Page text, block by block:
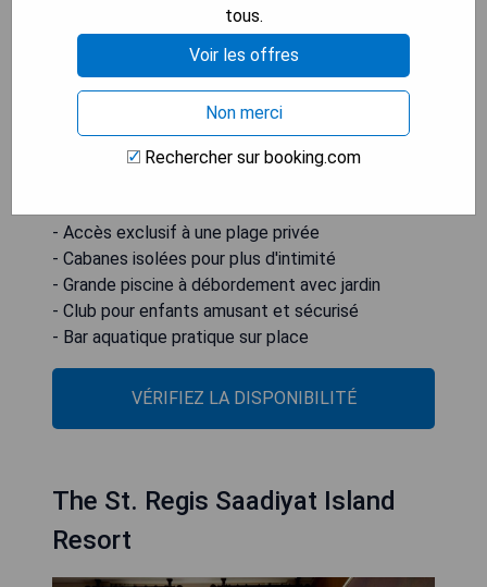
jardins et d'un bar aquatique attenant. De plus, le
Treasure Island Children's Club est conçu comme
un navire pirate ludique, offrant aux enfants un
espace sûr et agréable avec des activités
intérieures et extérieures entièrement
supervisées, y compris une piscine et un
- Accès exclusif à une plage privée
- Cabanes isolées pour plus d'intimité
- Grande piscine à débordement avec jardin
- Club pour enfants amusant et sécurisé
- Bar aquatique pratique sur place
VÉRIFIEZ LA DISPONIBILITÉ
The St. Regis Saadiyat Island
Resort
tous.
Voir les offres
Non merci
Rechercher sur booking.com